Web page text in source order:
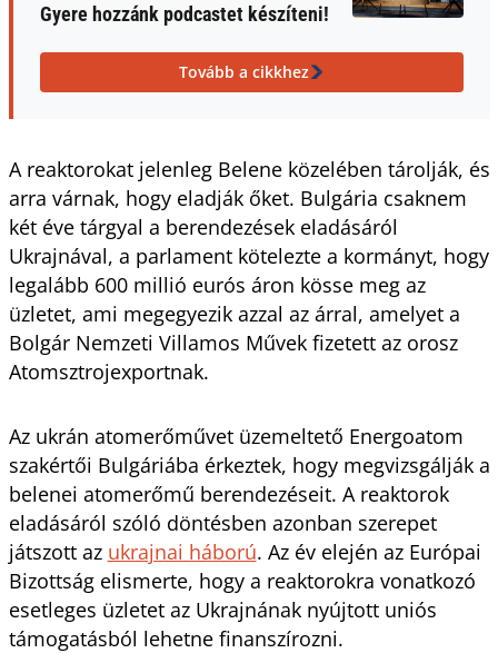
Gyere hozzánk podcastet készíteni!
Tovább a cikkhez
A reaktorokat jelenleg Belene közelében tárolják, és
arra várnak, hogy eladják őket. Bulgária csaknem
két éve tárgyal a berendezések eladásáról
Ukrajnával, a parlament kötelezte a kormányt, hogy
legalább 600 millió eurós áron kösse meg az
üzletet, ami megegyezik azzal az árral, amelyet a
Bolgár Nemzeti Villamos Művek fizetett az orosz
Atomsztrojexportnak.
Az ukrán atomerőművet üzemeltető Energoatom
szakértői Bulgáriába érkeztek, hogy megvizsgálják a
belenei atomerőmű berendezéseit. A reaktorok
eladásáról szóló döntésben azonban szerepet
játszott az ukrajnai háború. Az év elején az Európai
Bizottság elismerte, hogy a reaktorokra vonatkozó
esetleges üzletet az Ukrajnának nyújtott uniós
támogatásból lehetne finanszírozni.